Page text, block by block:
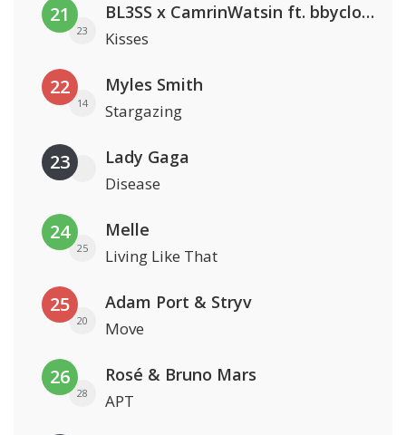
21
23
BL3SS x CamrinWatsin ft. bbyclose
Kisses
22
14
Myles Smith
Stargazing
23 Lady Gaga
Disease
24
25
Melle
Living Like That
25
20
Adam Port & Stryv
Move
26
28
Rosé & Bruno Mars
APT